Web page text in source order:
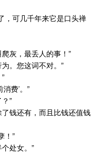
，可几千年来它是口头禅
灰，最丢人的事！”
。您这词不对。”
费’。”
”
钱还有，而且比钱还值钱
！”
处女。”